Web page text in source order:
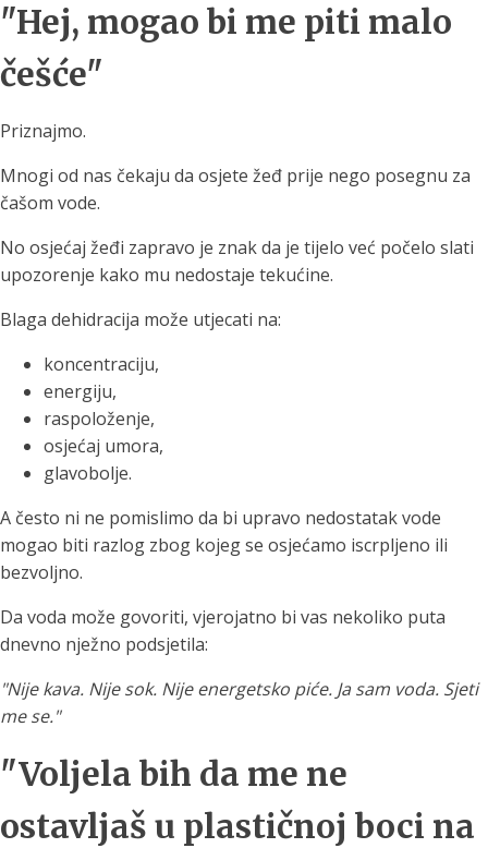
"Hej, mogao bi me piti malo
češće"
Priznajmo.
Mnogi od nas čekaju da osjete žeđ prije nego posegnu za
čašom vode.
No osjećaj žeđi zapravo je znak da je tijelo već počelo slati
upozorenje kako mu nedostaje tekućine.
Blaga dehidracija može utjecati na:
koncentraciju,
energiju,
raspoloženje,
osjećaj umora,
glavobolje.
A često ni ne pomislimo da bi upravo nedostatak vode
mogao biti razlog zbog kojeg se osjećamo iscrpljeno ili
bezvoljno.
Da voda može govoriti, vjerojatno bi vas nekoliko puta
dnevno nježno podsjetila:
"Nije kava. Nije sok. Nije energetsko piće. Ja sam voda. Sjeti
me se."
"Voljela bih da me ne
ostavljaš u plastičnoj boci na